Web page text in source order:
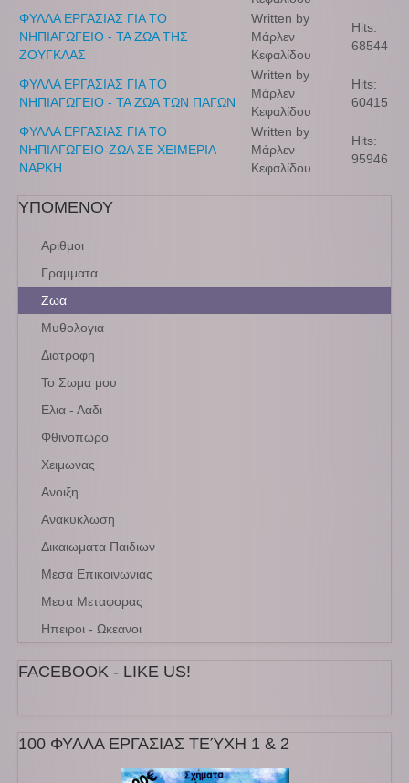
ΦΥΛΛΑ ΕΡΓΑΣΙΑΣ ΓΙΑ ΤΟ
ΝΗΠΙΑΓΩΓΕΙΟ - ΤΑ ΖΩΑ ΤΗΣ
ΖΟΥΓΚΛΑΣ
Written by
Μάρλεν
Κεφαλίδου
Hits:
68544
ΦΥΛΛΑ ΕΡΓΑΣΙΑΣ ΓΙΑ ΤΟ
ΝΗΠΙΑΓΩΓΕΙΟ - ΤΑ ΖΩΑ ΤΩΝ ΠΑΓΩΝ
Written by
Μάρλεν
Κεφαλίδου
Hits:
60415
ΦΥΛΛΑ ΕΡΓΑΣΙΑΣ ΓΙΑ ΤΟ
ΝΗΠΙΑΓΩΓΕΙΟ-ΖΩΑ ΣΕ ΧΕΙΜΕΡΙΑ
ΝΑΡΚΗ
Written by
Μάρλεν
Κεφαλίδου
Hits:
95946
ΥΠΟΜΕΝΟΥ
Αριθμοι
Γραμματα
Ζωα
Μυθολογια
Διατροφη
Το Σωμα μου
Ελια - Λαδι
Φθινοπωρο
Χειμωνας
Ανοιξη
Ανακυκλωση
Δικαιωματα Παιδιων
Μεσα Επικοινωνιας
Μεσα Μεταφορας
Ηπειροι - Ωκεανοι
FACEBOOK - LIKE US!
100 ΦΥΛΛΑ ΕΡΓΑΣΙΑΣ ΤΕΎΧΗ 1 & 2